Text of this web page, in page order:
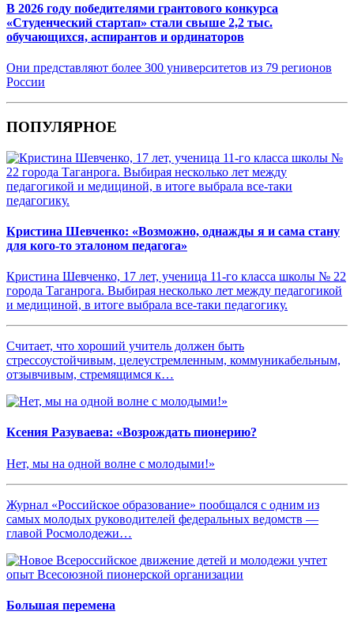
В 2026 году победителями грантового конкурса
«Студенческий стартап» стали свыше 2,2 тыс.
обучающихся, аспирантов и ординаторов
Они представляют более 300 университетов из 79 регионов
России
ПОПУЛЯРНОЕ
Кристина Шевченко: «Возможно, однажды я и сама стану
для кого-то эталоном педагога»
Кристина Шевченко, 17 лет, ученица 11-го класса школы № 22
города Таганрога. Выбирая несколько лет между педагогикой
и медициной, в итоге выбрала все-таки педагогику.
Считает, что хороший учитель должен быть
стрессоустойчивым, целеустремленным, коммуникабельным,
отзывчивым, стремящимся к…
Ксения Разуваева: «Возрождать пионерию?
Нет, мы на одной волне с молодыми!»
Журнал «Российское образование» пообщался с одним из
самых молодых руководителей федеральных ведомств —
главой Росмолодежи…
Большая перемена